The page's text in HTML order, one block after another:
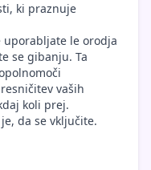
ki praznuje
uporabljate le orodja
se gibanju. Ta
vaših
koli prej.
da se vključite.